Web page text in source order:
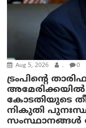
Aug 5, 2026 . 0
ട്രംപിന്റെ
അമേരിക്കയില്‍
കോടതിയുടെ
നികുതി
സംസ്ഥാനങ്ങൾ